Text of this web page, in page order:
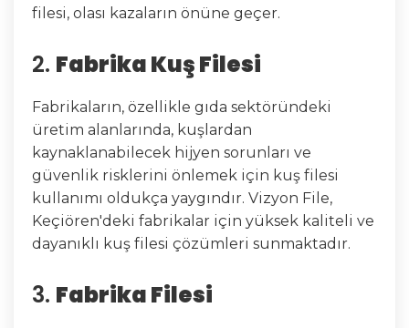
filesi, olası kazaların önüne geçer.
2. Fabrika Kuş Filesi
Fabrikaların, özellikle gıda sektöründeki
üretim alanlarında, kuşlardan
kaynaklanabilecek hijyen sorunları ve
güvenlik risklerini önlemek için kuş filesi
kullanımı oldukça yaygındır. Vizyon File,
Keçiören'deki fabrikalar için yüksek kaliteli ve
dayanıklı kuş filesi çözümleri sunmaktadır.
3. Fabrika Filesi